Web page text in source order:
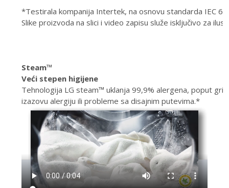
*Testirala kompanija Intertek, na osnovu standarda IEC
Slike proizvoda na slici i video zapisu služe isključivo za
Steam™
Veći stepen higijene
Tehnologija LG steam™ uklanja 99,9% alergena, poput
izazovu alergiju ili probleme sa disajnim putevima.*